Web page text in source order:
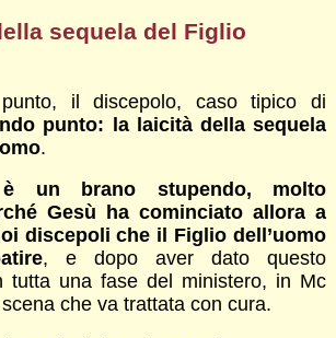
sequela del Figlio
il discepolo, caso tipico di
punto: la laicità della sequela
.
è un brano stupendo, molto
Gesù ha cominciato allora a
discepoli che il Figlio dell’uomo
, e dopo aver dato questo
tutta una fase del ministero, in Mc
che va trattata con cura.